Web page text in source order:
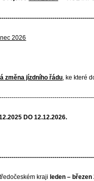
2026
změna jízdního řádu, ke které
DO 12.12.2026.
kraji leden –